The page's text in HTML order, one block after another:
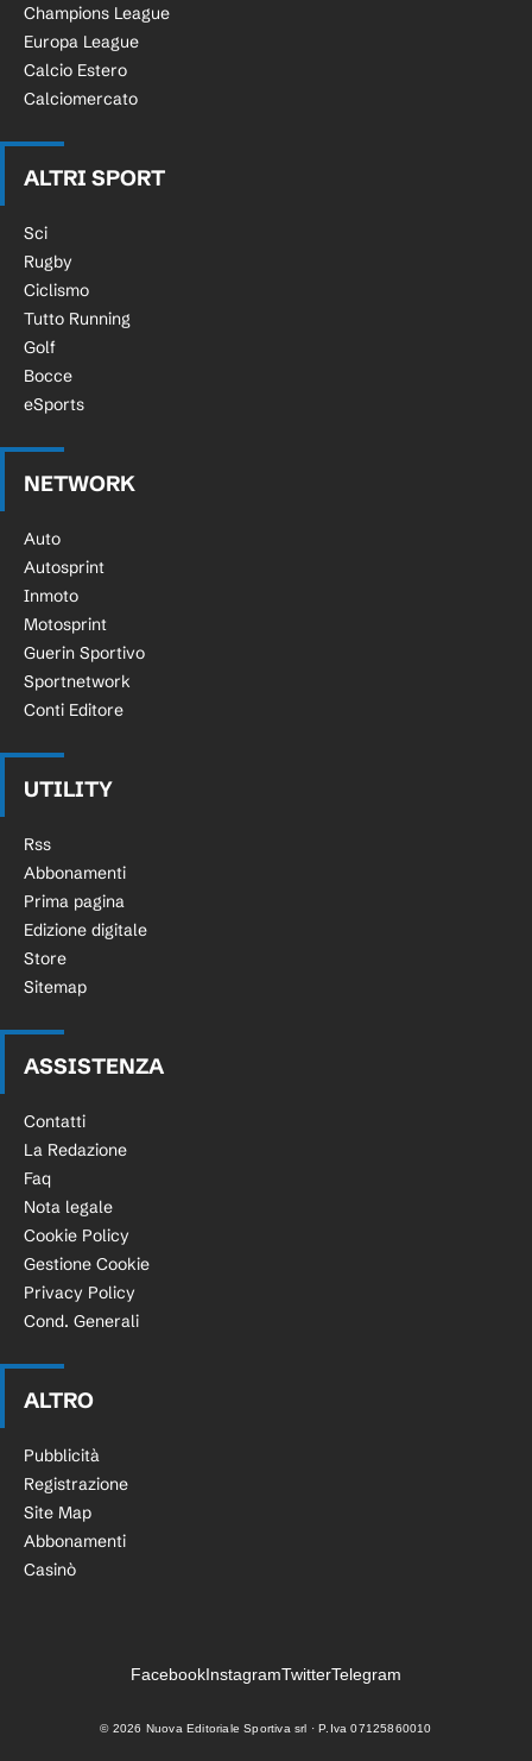
Champions League
Europa League
Calcio Estero
Calciomercato
ALTRI SPORT
Sci
Rugby
Ciclismo
Tutto Running
Golf
Bocce
eSports
NETWORK
Auto
Autosprint
Inmoto
Motosprint
Guerin Sportivo
Sportnetwork
Conti Editore
UTILITY
Rss
Abbonamenti
Prima pagina
Edizione digitale
Store
Sitemap
ASSISTENZA
Contatti
La Redazione
Faq
Nota legale
Cookie Policy
Gestione Cookie
Privacy Policy
Cond. Generali
ALTRO
Pubblicità
Registrazione
Site Map
Abbonamenti
Casinò
FacebookInstagramTwitterTelegram
© 2026 Nuova Editoriale Sportiva srl · P.Iva 07125860010